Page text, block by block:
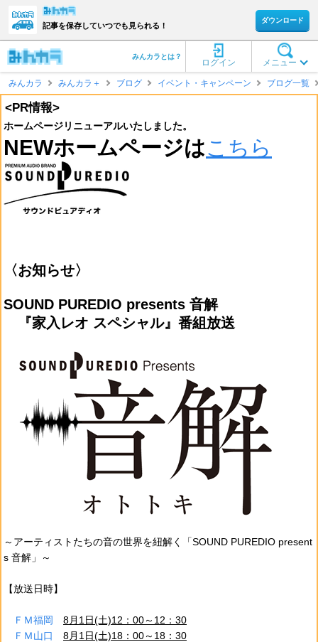
記事を保存していつでも見られる！
ダウンロード
メニュー
ログイン
みんカラとは？
みんカラ みんカラ＋ ブログ イベント・キャンペーン ブログ一覧
<PR情報>
ホームページリニューアルいたしました。
NEWホームページはこちら
〈お知らせ〉
SOUND PUREDIO presents 音解
『家入レオ スペシャル』番組放送
～アーティストたちの音の世界を紐解く「SOUND PUREDIO present
s 音解」～
【放送日時】
ＦＭ福岡
8月1日(土)12：00～12：30
ＦＭ山口
8月1日(土)18：00～18：30